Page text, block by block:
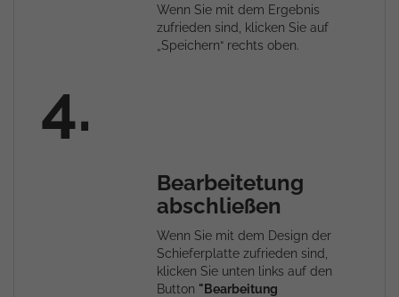
Wenn Sie mit dem Ergebnis
zufrieden sind, klicken Sie auf
„Speichern“ rechts oben.
4.
Bearbeitetung
abschließen
Wenn Sie mit dem Design der
Schieferplatte zufrieden sind,
klicken Sie unten links auf den
Button "Bearbeitung